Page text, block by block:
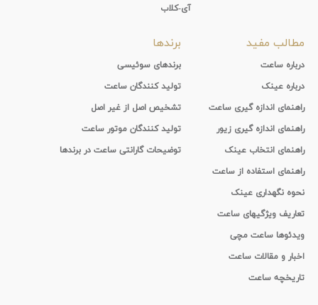
آی-کلاب
مطالب مفید
درباره ساعت
درباره عینک
راهنمای اندازه گیری ساعت
راهنمای اندازه گیری زیور
راهنمای انتخاب عینک
راهنمای استفاده از ساعت
نحوه نگهداری عینک
تعاریف ویژگیهای ساعت
ویدئوها ساعت مچی
اخبار و مقالات ساعت
تاریخچه ساعت
برندها
برندهای سوئیسی
تولید کنندگان ساعت
تشخیص اصل از غیر اصل
تولید کنندگان موتور ساعت
توضیحات گارانتی ساعت در برندها